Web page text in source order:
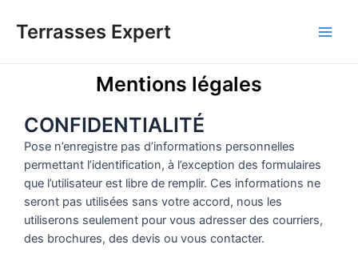
Terrasses Expert
Mentions légales
CONFIDENTIALITÉ
Pose n’enregistre pas d’informations personnelles
permettant l’identification, à l’exception des formulaires
que l’utilisateur est libre de remplir. Ces informations ne
seront pas utilisées sans votre accord, nous les
utiliserons seulement pour vous adresser des courriers,
des brochures, des devis ou vous contacter.